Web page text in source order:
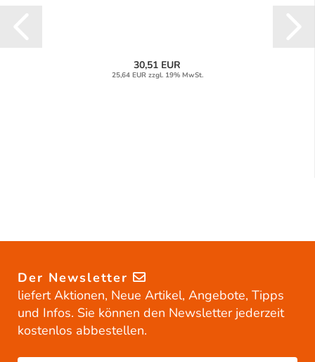
30,51 EUR
25,64 EUR zzgl. 19% MwSt.
Der Newsletter
liefert Aktionen, Neue Artikel, Angebote, Tipps
und Infos. Sie können den Newsletter jederzeit
kostenlos abbestellen.